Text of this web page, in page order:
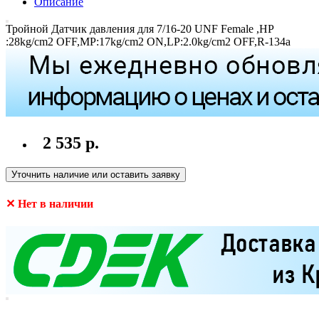
Тройной Датчик давления для 7/16-20 UNF Female ,HP
:28kg/cm2 OFF,MP:17kg/cm2 ON,LP:2.0kg/cm2 OFF,R-134a
2 535 р.
Уточнить наличие или оставить заявку
✕ Нет в наличии